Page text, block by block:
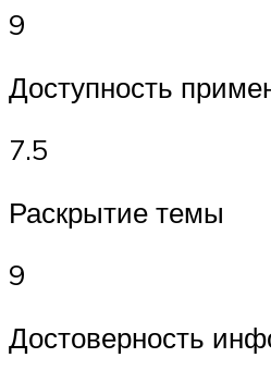
9
Доступность
7.5
Раскрытие темы
9
Достоверность